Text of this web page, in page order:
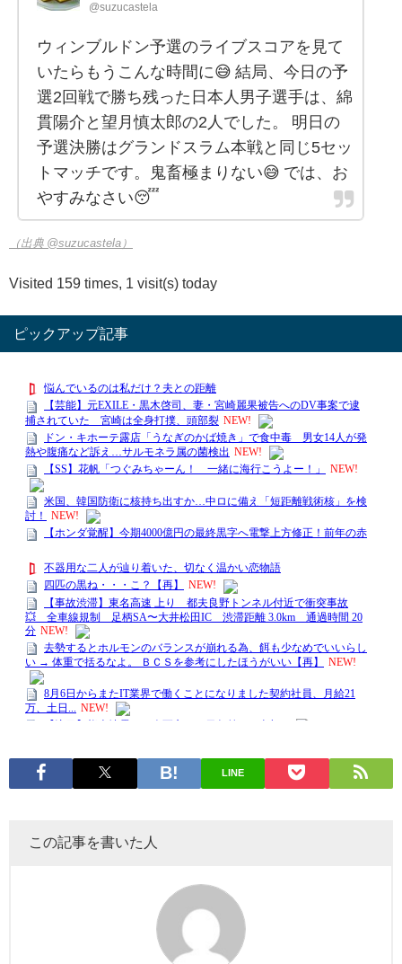
@suzucastela
ウィンブルドン予選のライブスコアを見て
いたらもうこんな時間に😅 結局、今日の予
選2回戦で勝ち残った日本人男子選手は、綿
貫陽介と望月慎太郎の2人でした。 明日の
予選決勝はグランドスラム本戦と同じ5セッ
トマッチです。鬼畜極まりない😅 では、お
やすみなさい😴
（出典 @suzucastela）
Visited 159 times, 1 visit(s) today
ピックアップ記事
LINE
この記事を書いた人